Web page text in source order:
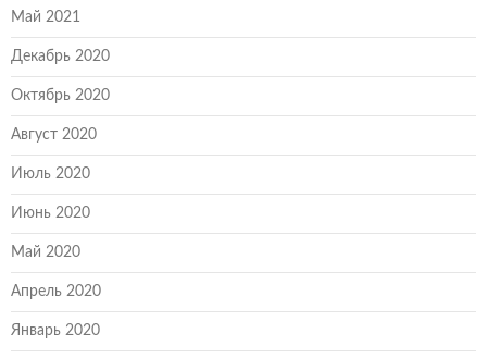
Май 2021
Декабрь 2020
Октябрь 2020
Август 2020
Июль 2020
Июнь 2020
Май 2020
Апрель 2020
Январь 2020